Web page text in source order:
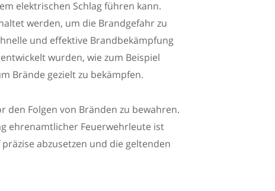
elektrischen Schlag führen kann.
werden, um die Brandgefahr zu
und effektive Brandbekämpfung
wurden, wie zum Beispiel
Brände gezielt zu bekämpfen.
Folgen von Bränden zu bewahren.
ehrenamtlicher Feuerwehrleute ist
abzusetzen und die geltenden